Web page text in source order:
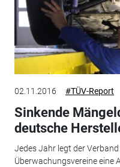
02.11.2016 #TÜV-Report
Sinkende
deutsche
Jedes Jahr legt der
Überwachungsvereine eine